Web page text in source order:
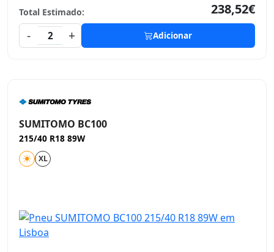
Total Estimado:
238,52€
-
2 + Adicionar
SUMITOMO BC100
215/40 R18 89W
XL